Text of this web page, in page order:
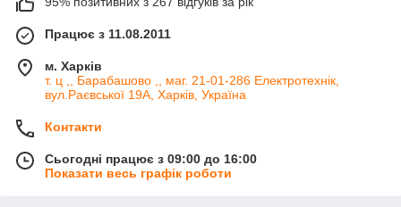
Працює з 11.08.2011
м. Харків
т. ц ,, Барабашово ,, маг. 21-01-286 Електротехнік,
вул.Раєвської 19А, Харків, Україна
Контакти
Сьогодні працює з 09:00 до 16:00
Показати весь графік роботи